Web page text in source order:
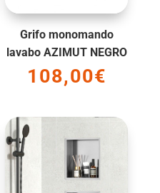
Grifo monomando
lavabo AZIMUT NEGRO
108,00€